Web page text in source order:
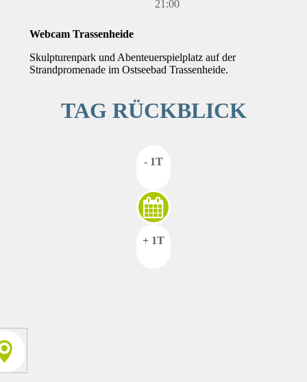
21:00
Webcam Trassenheide
Skulpturenpark und Abenteuerspielplatz auf der
Strandpromenade im Ostseebad Trassenheide.
TAG RÜCKBLICK
- 1T
+ 1T